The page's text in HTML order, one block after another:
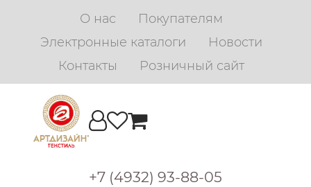
О нас
Покупателям
Электронные каталоги
Новости
Контакты
Розничный сайт
+7 (4932) 93-88-05